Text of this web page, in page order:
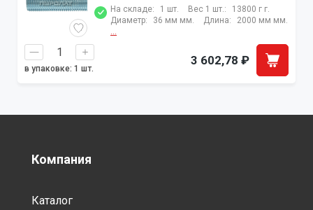
На складе: 1 шт. Вес 1 шт.:
13800 г г.
Диаметр:
36 мм мм. Длина:
2000 мм мм.
...
в упаковке: 1 шт.
3 602,78 ₽
Компания
Каталог